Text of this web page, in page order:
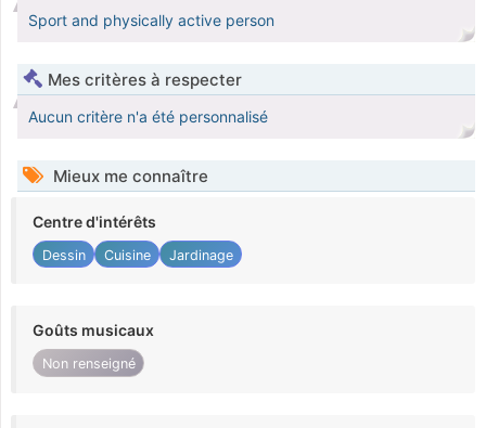
Sport and physically active person
Mes critères à respecter
Aucun critère n'a été personnalisé
Mieux me connaître
Centre d'intérêts
Dessin Cuisine Jardinage
Goûts musicaux
Non renseigné